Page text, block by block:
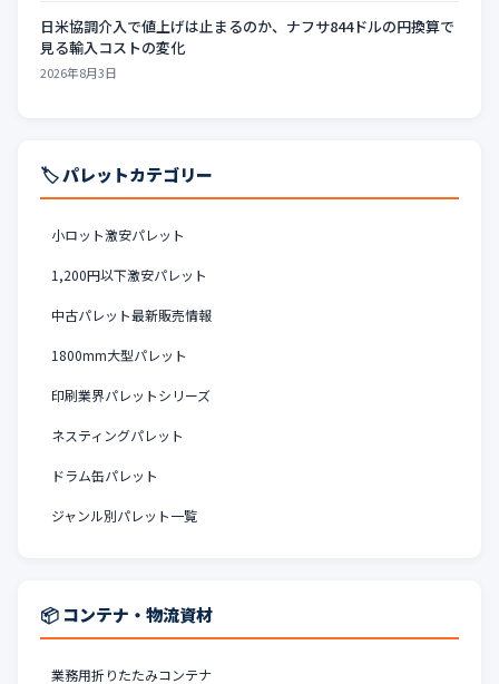
日米協調介入で値上げは止まるのか、ナフサ844ドルの円換算で
見る輸入コストの変化
2026年8月3日
🏷️ パレットカテゴリー
小ロット激安パレット
1,200円以下激安パレット
中古パレット最新販売情報
1800mm大型パレット
印刷業界パレットシリーズ
ネスティングパレット
ドラム缶パレット
ジャンル別パレット一覧
📦 コンテナ・物流資材
業務用折りたたみコンテナ